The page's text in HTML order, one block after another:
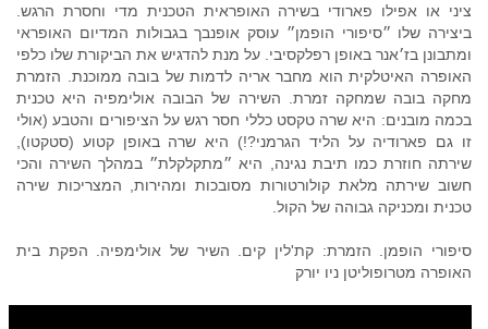
ציני או אפילו פארודי בשירה האופראית הטכנית מדי וחסרת הרגש.
ביצירה שלו ״סיפורי הופמן״ עוסק אופנבך בגבולות המדיום האופראי
ומתבונן בז׳אנר באופן רפלקסיבי. על מנת להדגיש את הביקורת שלו כלפי
האופרה האיטלקית הוא מחבר אריה לדמות של בובה ממוכנת. הזמרת
מחקה בובה שמחקה זמרת. השירה של הבובה אולימפיה היא טכנית
בכמה מובנים: היא שרה טקסט כללי חסר רגש על הציפורים והטבע (אולי
זו גם פארודיה על הליד הגרמני?!) היא שרה באופן קטוע (סטקטו),
שירתה חוזרת כמו תיבת נגינה, היא ״מתקלקלת״ במהלך השירה והכי
חשוב שירתה מלאת קולורטורות מסובכות ומהירות, המצריכות שירה
טכנית ומכניקה גבוהה של הקול.
סיפורי הופמן. הזמרת: קת'לין קים. השיר של אולימפיה. הפקת בית
האופרה מטרופוליטן ניו יורק